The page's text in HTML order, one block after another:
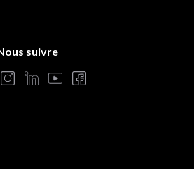
les réglementations.
suivre